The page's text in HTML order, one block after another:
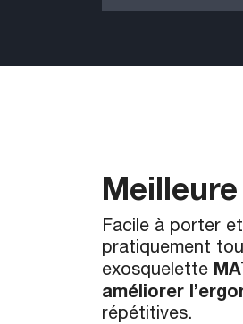
Facile à porter
pratiquement
exosquelette
améliorer
répétitives.